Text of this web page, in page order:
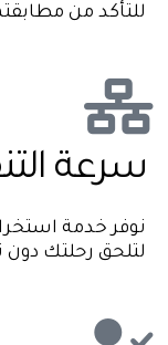
للتأكد من
سرعة
نوفر خدمة
لتلحق رحلتك دون